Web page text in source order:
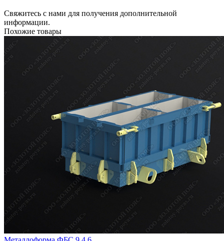
Свяжитесь с нами для получения дополнительной
информации.
Похожие товары